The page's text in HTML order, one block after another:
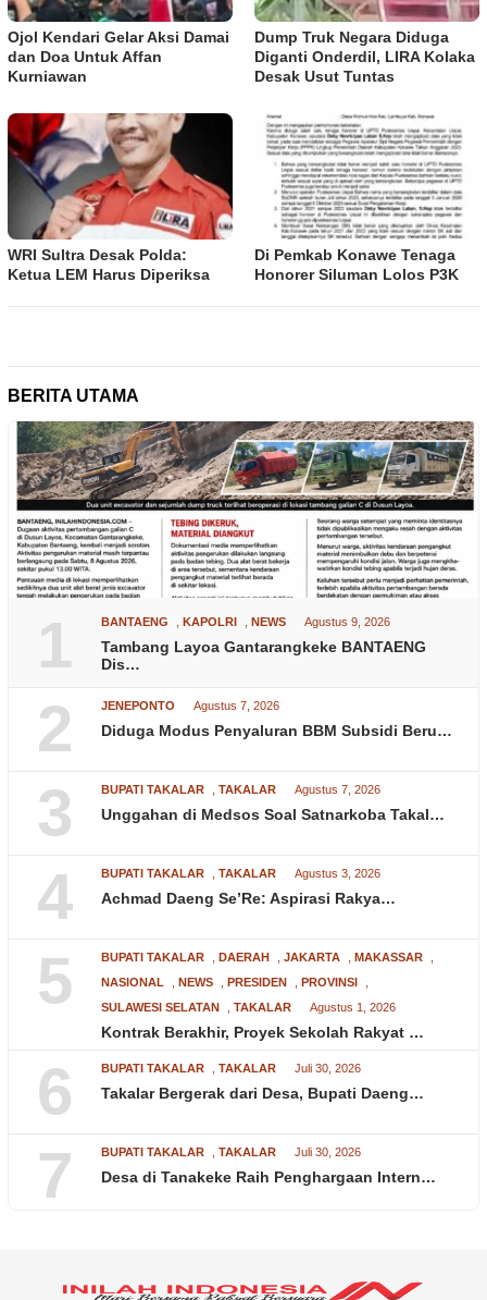
Ojol Kendari Gelar Aksi Damai
dan Doa Untuk Affan
Kurniawan
Dump Truk Negara Diduga
Diganti Onderdil, LIRA Kolaka
Desak Usut Tuntas
WRI Sultra Desak Polda:
Ketua LEM Harus Diperiksa
Di Pemkab Konawe Tenaga
Honorer Siluman Lolos P3K
BERITA UTAMA
1 BANTAENG , KAPOLRI , NEWS Agustus 9, 2026
Tambang Layoa Gantarangkeke BANTAENG
Dis…
2 JENEPONTO Agustus 7, 2026
Diduga Modus Penyaluran BBM Subsidi Beru…
3 BUPATI TAKALAR , TAKALAR Agustus 7, 2026
Unggahan di Medsos Soal Satnarkoba Takal…
4 BUPATI TAKALAR , TAKALAR Agustus 3, 2026
Achmad Daeng Se’Re: Aspirasi Rakya…
5 BUPATI TAKALAR , DAERAH , JAKARTA , MAKASSAR
,
NASIONAL
, NEWS , PRESIDEN , PROVINSI
,
SULAWESI SELATAN
, TAKALAR Agustus 1, 2026
Kontrak Berakhir, Proyek Sekolah Rakyat …
6 BUPATI TAKALAR , TAKALAR Juli 30, 2026
Takalar Bergerak dari Desa, Bupati Daeng…
7 BUPATI TAKALAR , TAKALAR Juli 30, 2026
Desa di Tanakeke Raih Penghargaan Intern…